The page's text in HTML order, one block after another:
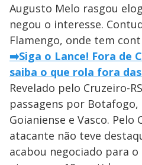
Augusto Melo rasgou
negou o interesse.
Flamengo, onde tem
➡️Siga o Lance! Fora de
saiba o que rola fora
Revelado pelo Cruzeiro-
passagens por
Goianiense e Vasco. Pelo
atacante não teve
acabou negociado para o